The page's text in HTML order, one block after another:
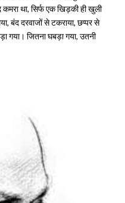
था, सिर्फ एक खिड़की ही खुली
बंद दरवाजों से टकराया, छप्पर से
गया। जितना घबड़ा गया, उतनी